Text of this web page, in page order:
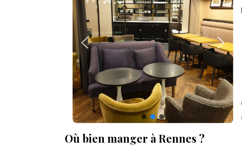
Où bien manger à Rennes ?